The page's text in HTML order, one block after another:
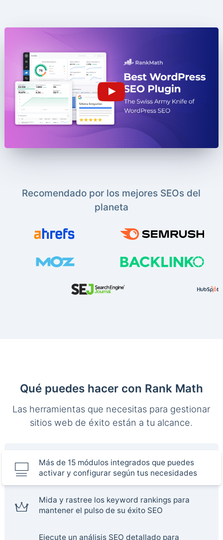
Recomendado por los mejores SEOs del
planeta
Qué puedes hacer con Rank Math
Las herramientas que necesitas para gestionar
sitios web de éxito están a tu alcance.
Más de 15 módulos integrados que puedes
activar y configurar según tus necesidades
Mida y rastree los keyword rankings para
mantener el pulso de su éxito SEO
Ejecute un análisis SEO detallado para